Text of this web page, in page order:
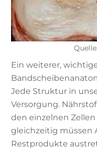
Ein weiterer,
Jede Struktur in
Versorgung.
den einzelnen
gleichzeitig müssen
Restprodukte